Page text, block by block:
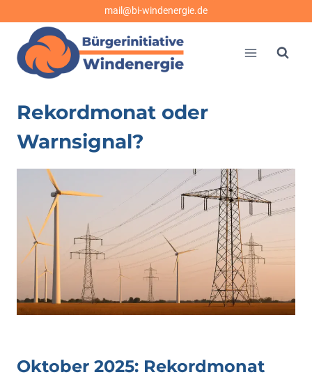
springen
mail@bi-windenergie.de
Rekordmonat oder
Warnsignal?
Oktober 2025: Rekordmonat